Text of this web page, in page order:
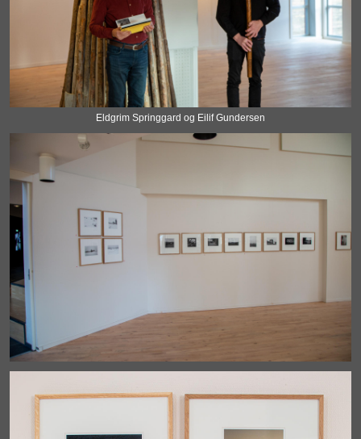
Eldgrim Springgard og Eilif Gundersen